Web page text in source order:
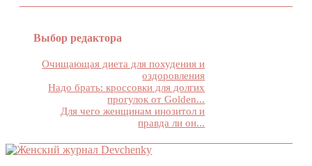
Выбор редактора
Очищающая диета для похудения и
оздоровления
Надо брать: кроссовки для долгих
прогулок от Golden...
Для чего женщинам инозитол и
правда ли он...